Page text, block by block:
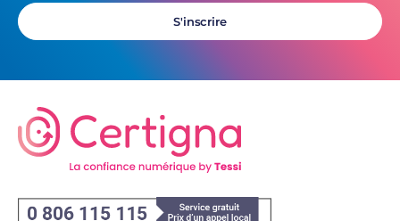
S'inscrire